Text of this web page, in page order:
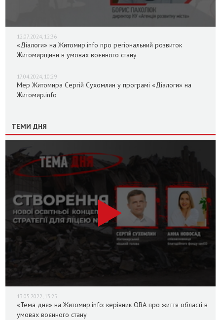
12.07.2024, 12:36
«Діалоги» на Житомир.info про регіональний розвиток
Житомирщини в умовах воєнного стану
17.04.2024, 10:29
Мер Житомира Сергій Сухомлин у програмі «Діалоги» на
Житомир.info
ТЕМИ ДНЯ
13.05.2022, 13:25
«Тема дня» на Житомир.info: керівник ОВА про життя області в
умовах воєнного стану